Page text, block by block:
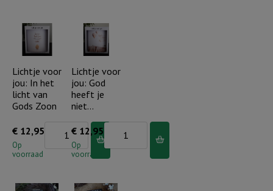
zo
waardevol
aantal
elkaar
aantal
Lichtje voor
jou: In het
licht van
Gods Zoon
€ 12,95
Op
voorraad
Lichtje
Lichtje voor
jou: God
heeft je
niet…
€ 12,95
Op
voorraad
voor
jou: